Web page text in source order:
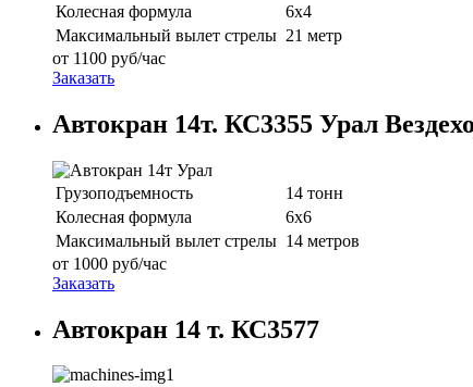
Колесная формула
6х4
Максимальный вылет стрелы 21 метр
от 1100 руб/час
Заказать
Автокран 14т. КС3355 Урал
Грузоподъемность
14 тонн
Колесная формула
6х6
Максимальный вылет стрелы 14 метров
от 1000 руб/час
Заказать
Автокран 14 т. КС3577